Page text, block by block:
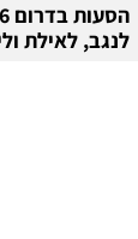
לנגב, לאילת